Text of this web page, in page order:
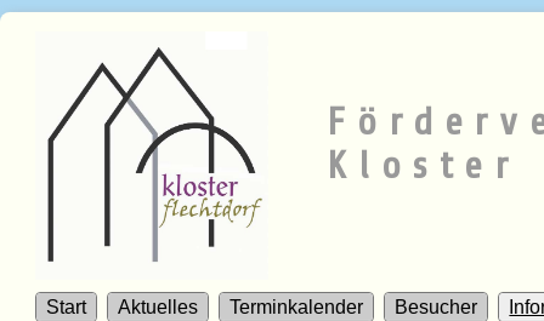
Kloster
Start Aktuelles Terminkalender Besucher